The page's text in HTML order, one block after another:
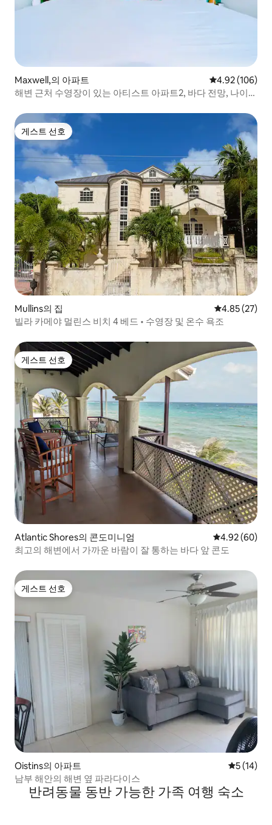
Maxwell,의 아파트 평점 4.92점(5
4.92 (106)
해변 근처 수영장이 있는 아티스트 아파트2, 바다 전망, 나이트
게스트 선호
게스트 선호
Mullins의 집 평점 4.85점(5
4.85 (27)
빌라 카메야 멀린스 비치 4 베드 • 수영장 및 온수 욕조
게스트 선호
게스트 선호
Atlantic Shores의 콘도미니엄 평점 4.92점(5
4.92 (60)
최고의 해변에서 가까운 바람이 잘 통하는 바다 앞 콘도
게스트 선호
게스트 선호
Oistins의 아파트 평점 5점
5 (14)
남부 해안의 해변 옆 파라다이스
반려동물 동반 가능한 가족 여행 숙소